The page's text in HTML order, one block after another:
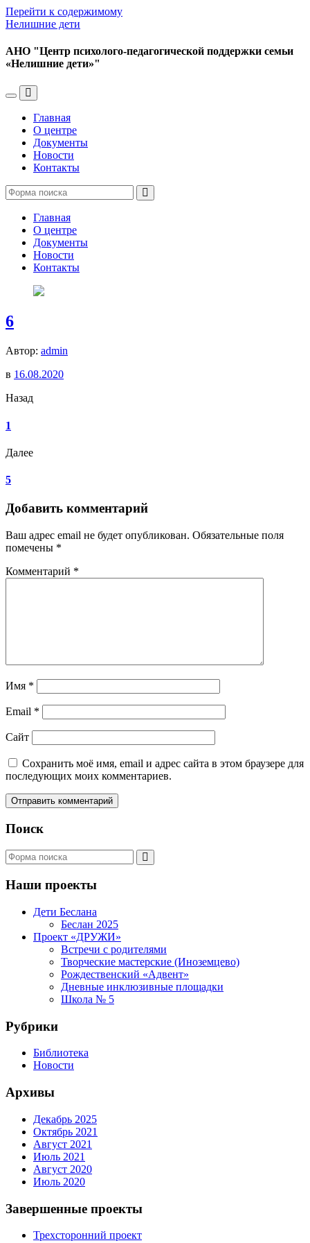
Перейти к содержимому
Нелишние дети
АНО "Центр психолого-педагогической поддержки семьи
«Нелишние дети»"
Переключить
меню
Переключить
поле
поиска
Главная
О центре
Документы
Новости
Контакты
Главная
О центре
Документы
Новости
Контакты
6
Автор: admin
в 16.08.2020
Назад
1
Далее
5
Добавить комментарий
Ваш адрес email не будет опубликован. Обязательные поля
помечены *
Комментарий *
Имя *
Email *
Сайт
Сохранить моё имя, email и адрес сайта в этом браузере для
последующих моих комментариев.
Поиск
Наши проекты
Дети Беслана
Беслан 2025
Проект «ДРУЖИ»
Встречи с родителями
Творческие мастерские (Иноземцево)
Рождественский «Адвент»
Дневные инклюзивные площадки
Школа № 5
Рубрики
Библиотека
Новости
Архивы
Декабрь 2025
Октябрь 2021
Август 2021
Июль 2021
Август 2020
Июль 2020
Завершенные проекты
Трехсторонний проект